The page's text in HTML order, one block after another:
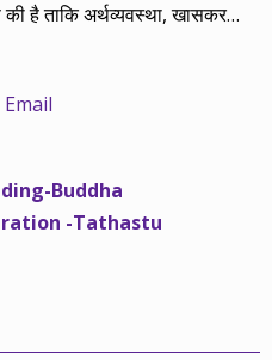
है ताकि अर्थव्यवस्था, खासकर
है। वे भागकर जाते हैं सोने और
हमारी ईमानदारी और सत्यनिष्ठा से
थे तो बाज़ार के उस्तादों के जाल
ही समझ में आया, खटाक से उनसे
उसी का नतीजा है कि हमारी
Buddha
-Tathastu